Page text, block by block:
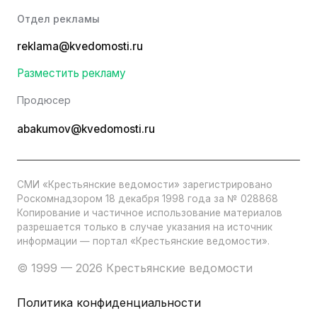
Отдел рекламы
reklama@kvedomosti.ru
Разместить рекламу
Продюсер
abakumov@kvedomosti.ru
СМИ «Крестьянские ведомости» зарегистрировано
Роскомнадзором 18 декабря 1998 года за № 028868
Копирование и частичное использование материалов
разрешается только в случае указания на источник
информации — портал «Крестьянские ведомости».
© 1999 — 2026 Крестьянские ведомости
Политика конфиденциальности